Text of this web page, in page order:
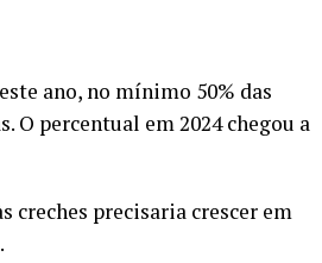
ano, no mínimo 50% das
O percentual em 2024 chegou a
creches precisaria crescer em